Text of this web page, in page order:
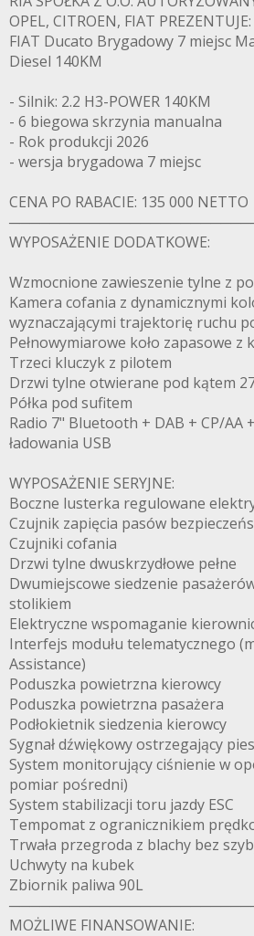
OPEL, CITROEN, FIAT PREZENTUJE:
FIAT Ducato Brygadowy 7 miejsc
Diesel 140KM
- Silnik: 2.2 H3-POWER 140KM
- 6 biegowa skrzynia manualna
- Rok produkcji 2026
- wersja brygadowa 7 miejsc
CENA PO RABACIE: 135 000 NETTO
WYPOSAŻENIE DODATKOWE:
Wzmocnione zawieszenie tylne z
Kamera cofania z dynamicznymi
wyznaczającymi trajektorię ruchu
Pełnowymiarowe koło zapasowe z
Trzeci kluczyk z pilotem
Drzwi tylne otwierane pod kątem
Półka pod sufitem
Radio 7" Bluetooth + DAB + CP/AA
ładowania USB
WYPOSAŻENIE SERYJNE:
Boczne lusterka regulowane
Czujnik zapięcia pasów
Czujniki cofania
Drzwi tylne dwuskrzydłowe pełne
Dwumiejscowe siedzenie
stolikiem
Elektryczne wspomaganie
Interfejs modułu telematycznego
Assistance)
Poduszka powietrzna kierowcy
Poduszka powietrzna pasażera
Podłokietnik siedzenia kierowcy
Sygnał dźwiękowy ostrzegający
System monitorujący ciśnienie w
pomiar pośredni)
System stabilizacji toru jazdy ESC
Tempomat z ogranicznikiem
Trwała przegroda z blachy bez
Uchwyty na kubek
Zbiornik paliwa 90L
MOŻLIWE FINANSOWANIE: